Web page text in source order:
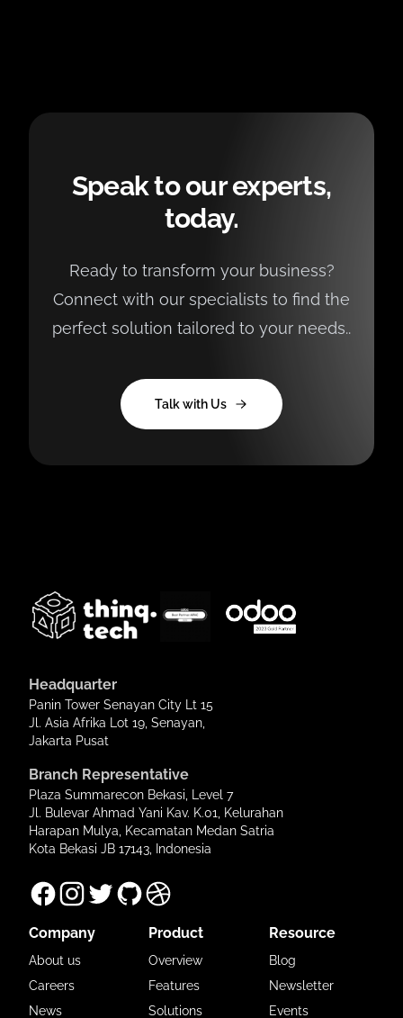
Speak to our experts,
today.
Ready to transform your business?
Connect with our specialists to find the
perfect solution tailored to your needs..
Talk with Us
Headquarter
Panin Tower Senayan City Lt 15
Jl. Asia Afrika Lot 19, Senayan,
Jakarta Pusat
Branch Representative
Plaza Summarecon Bekasi, Level 7
Jl. Bulevar Ahmad Yani Kav. K.01, Kelurahan
Harapan Mulya, Kecamatan Medan Satria
Kota Bekasi JB 17143, Indonesia
Company
About us
Careers
News
Product
Overview
Features
Solutions
Resource
Blog
Newsletter
Events